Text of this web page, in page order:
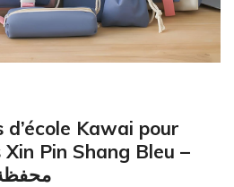
d’école Kawai pour
Pin Shang Bleu –
محفظة 5 قطع كاواي